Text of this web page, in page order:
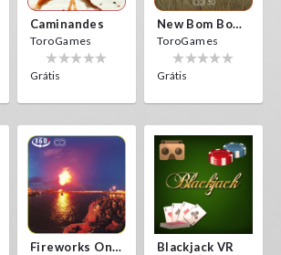
Caminandes
ToroGames
Grátis
New Bom Bom Vr SBS 2020
ToroGames
Grátis
Fireworks On Victory Day Blackjack VR